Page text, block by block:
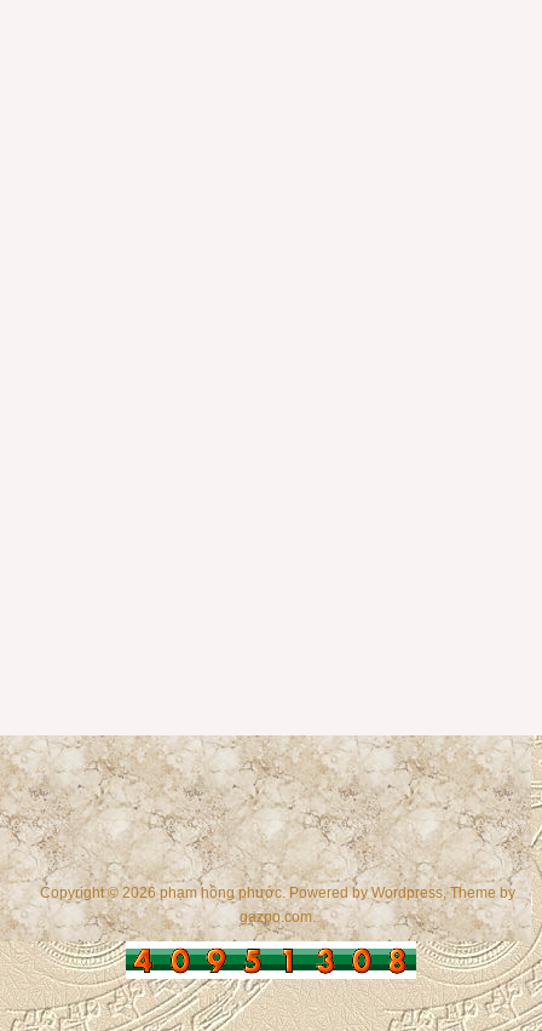
Copyright © 2026 phạm hồng phước. Powered byWordpress, Theme by
gazpo.com.